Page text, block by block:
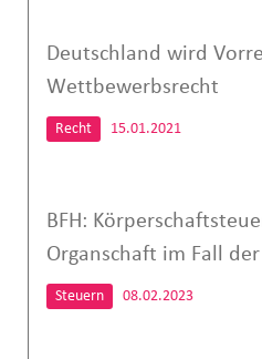
Deutschland wird
Wettbewerbsrecht
Recht 15.01.2021
BFH:
Organschaft im Fall
Steuern 08.02.2023